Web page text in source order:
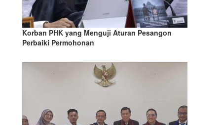
Korban PHK yang Menguji Aturan Pesangon
Perbaiki Permohonan